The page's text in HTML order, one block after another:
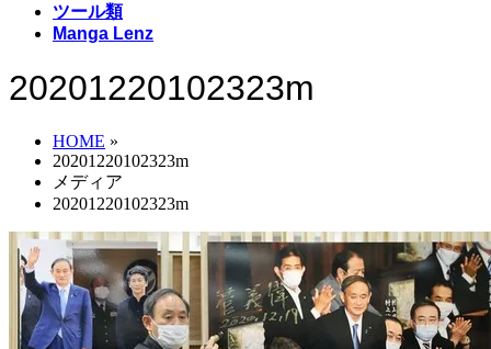
ツール類
Manga Lenz
20201220102323m
HOME »
20201220102323m
メディア
20201220102323m